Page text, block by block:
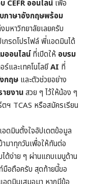
CEFR ออนไลน์เพื่อ
ภาษาอังกฤษพร้อม
มหาวิทยาลัยเลยครับ
กรดโปรไฟล์ พี่แอดมินได้
ออนไลน์ที่เปิดให้ อบรม
และเทคโนโลยีAI ที่
กฤษ และตัวช่วยอย่าง
ายงานสวย ๆ ไว้ให้น้อง ๆ
ตฯ TCAS หรือสมัครเรียน
ดมินตั้งใจอัปเดตข้อมูล
มาทุกวันเพื่อให้ทันต่อ
ด้ง่าย ๆ ผ่านแถบเมนูด้าน
มือถือครับ สุดท้ายนี้ขอ